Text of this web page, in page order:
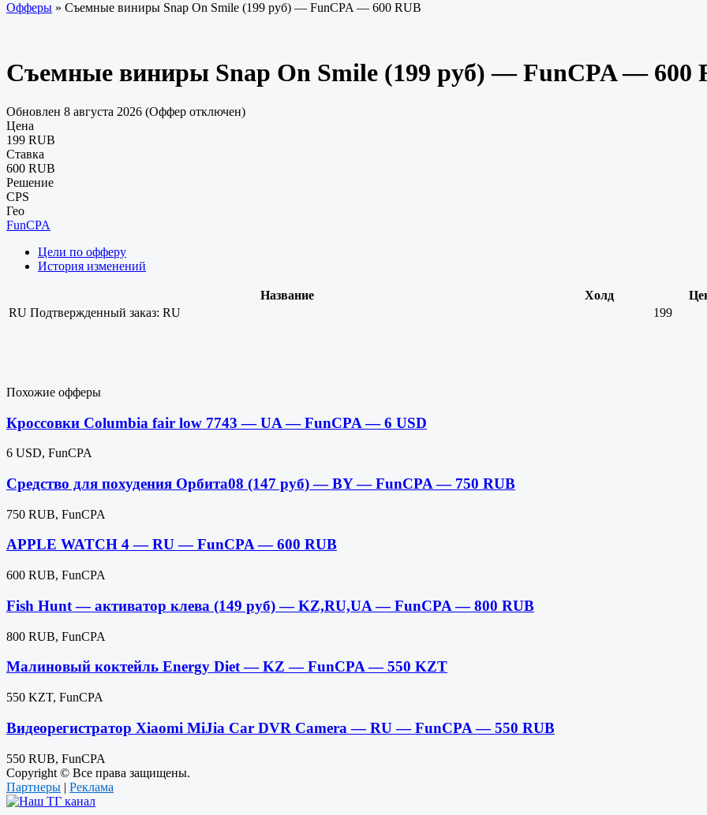
Офферы » Съемные виниры Snap On Smile (199 руб) — FunCPA — 600 RUB
Съемные виниры Snap On Smile (199 руб) — FunCPA — 600
Обновлен 8 августа 2026 (Оффер отключен)
Цена
199 RUB
Ставка
600 RUB
Решение
CPS
Гео
FunCPA
Цели по офферу
История изменений
Название Холд
RU Подтвержденный заказ: RU 199
Похожие офферы
Кроссовки Columbia fair low 7743 — UA — FunCPA — 6 USD
6 USD, FunCPA
Средство для похудения Орбита08 (147 руб) — BY — FunCPA — 750 RUB
750 RUB, FunCPA
APPLE WATCH 4 — RU — FunCPA — 600 RUB
600 RUB, FunCPA
Fish Hunt — активатор клева (149 руб) — KZ,RU,UA — FunCPA — 800 RUB
800 RUB, FunCPA
Малиновый коктейль Energy Diet — KZ — FunCPA — 550 KZT
550 KZT, FunCPA
Видеорегистратор Xiaomi MiJia Car DVR Camera — RU — FunCPA — 550 RUB
550 RUB, FunCPA
Copyright © Все права защищены.
Партнеры | Реклама